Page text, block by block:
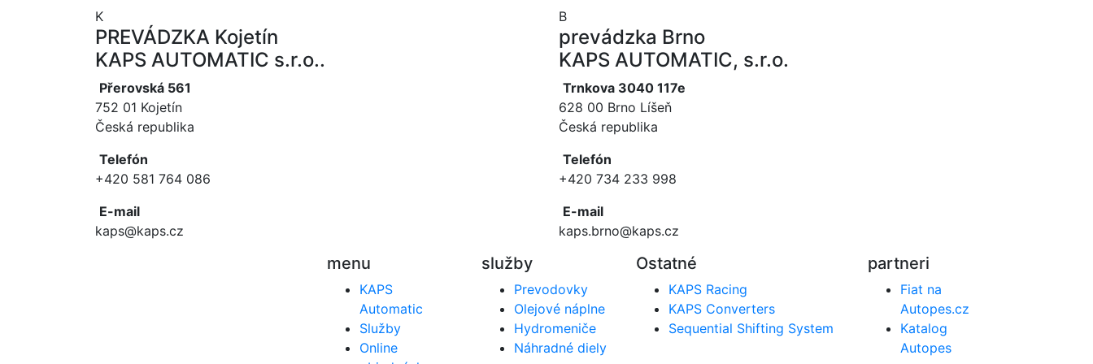
K
PREVÁDZKA Kojetín
KAPS AUTOMATIC s.r.o..
Přerovská 561
752 01 Kojetín
Česká republika
Telefón
+420 581 764 086
E-mail
kaps@kaps.cz
B
prevádzka Brno
KAPS AUTOMATIC, s.r.o.
Trnkova 3040 117e
628 00 Brno Líšeň
Česká republika
Telefón
+420 734 233 998
E-mail
kaps.brno@kaps.cz
menu
KAPS
Automatic
Služby
Online
služby
Prevodovky
Olejové náplne
Hydromeniče
Náhradné diely
Ostatné
KAPS Racing
KAPS Converters
Sequential Shifting System
partneri
Fiat na
Autopes.cz
Katalog
Autopes